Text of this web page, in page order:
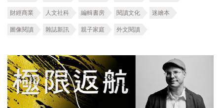
財經商業 人文社科 編輯書房 閱讀文化 迷繪本
圖像閱讀 雜誌新訊 親子家庭 外文閱讀